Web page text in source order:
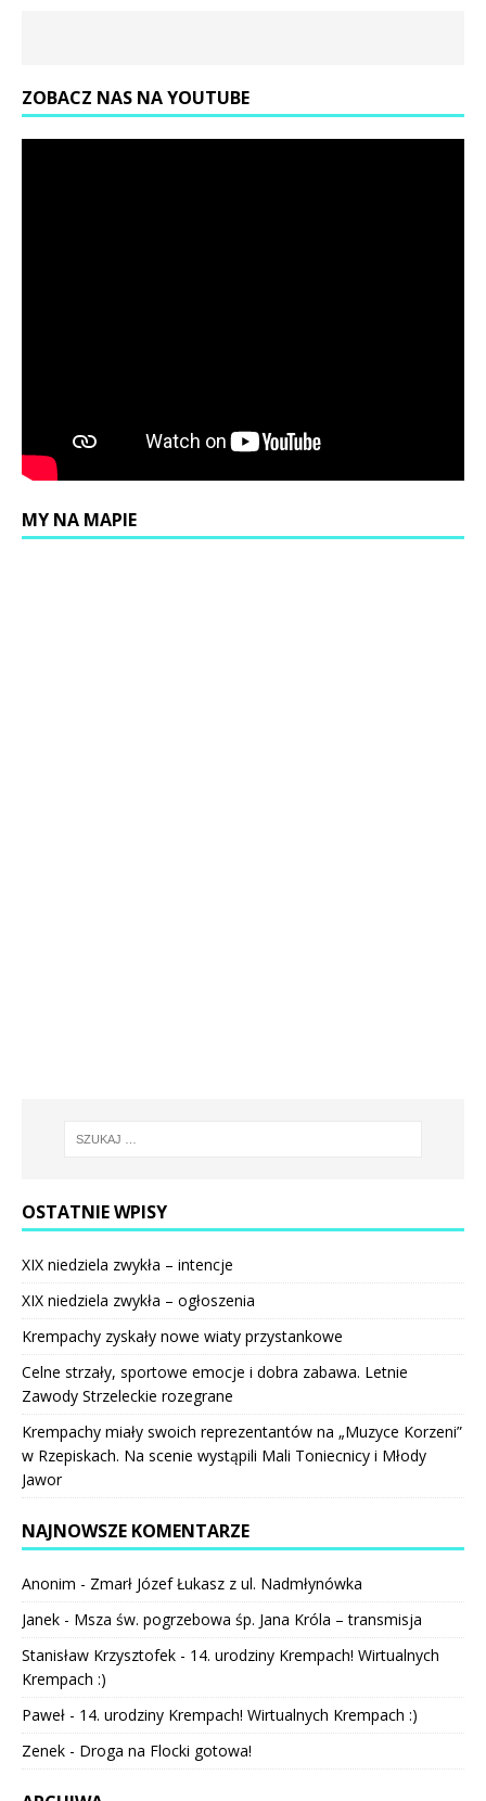
ZOBACZ NAS NA YOUTUBE
MY NA MAPIE
OSTATNIE WPISY
XIX niedziela zwykła – intencje
XIX niedziela zwykła – ogłoszenia
Krempachy zyskały nowe wiaty przystankowe
Celne strzały, sportowe emocje i dobra zabawa. Letnie
Zawody Strzeleckie rozegrane
Krempachy miały swoich reprezentantów na „Muzyce Korzeni”
w Rzepiskach. Na scenie wystąpili Mali Toniecnicy i Młody
Jawor
NAJNOWSZE KOMENTARZE
Anonim - Zmarł Józef Łukasz z ul. Nadmłynówka
Janek - Msza św. pogrzebowa śp. Jana Króla – transmisja
Stanisław Krzysztofek - 14. urodziny Krempach! Wirtualnych
Krempach :)
Paweł - 14. urodziny Krempach! Wirtualnych Krempach :)
Zenek - Droga na Flocki gotowa!